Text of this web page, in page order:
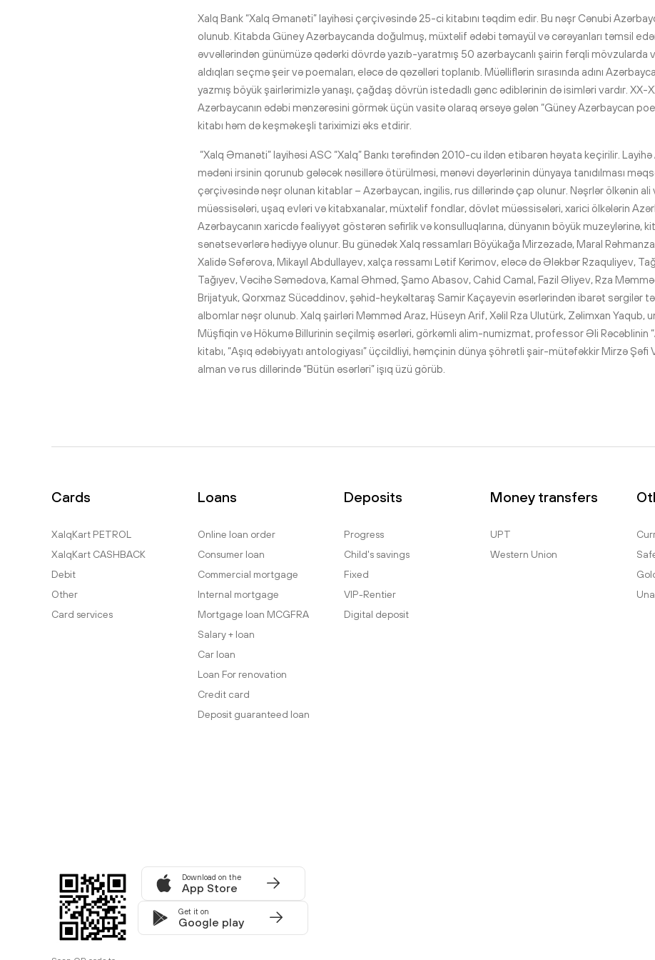
Xalq Bank “Xalq Əmanəti” layihəsi çərçivəsində 25-ci kitabını təqdim edir. Bu nəşr Cənubi
olunub. Kitabda Güney Azərbaycanda doğulmuş, müxtəlif ədəbi təmayül və cərəyanları təmsil
əvvəllərindən günümüzə qədərki dövrdə yazıb-yaratmış 50 azərbaycanlı şairin fərqli mövzularda
aldıqları seçmə şeir və poemaları, eləcə də qəzəlləri toplanıb. Müəlliflərin sırasında adını
yazmış böyük şairlərimizlə yanaşı, çağdaş dövrün istedadlı gənc ədiblərinin də isimləri vardır. XX-
Azərbaycanın ədəbi mənzərəsini görmək üçün vasitə olaraq ərsəyə gələn “Güney Azərbaycan
kitabı həm də keşməkeşli tariximizi əks etdirir.
“Xalq Əmanəti” layihəsi ASC “Xalq” Bankı tərəfindən 2010-cu ildən etibarən həyata keçirilir. Layihə
mədəni irsinin qorunub gələcək nəsillərə ötürülməsi, mənəvi dəyərlərinin dünyaya tanıdılması
çərçivəsində nəşr olunan kitablar – Azərbaycan, ingilis, rus dillərində çap olunur. Nəşrlər ölkənin
müəssisələri, uşaq evləri və kitabxanalar, müxtəlif fondlar, dövlət müəssisələri, xarici ölkələrin
Azərbaycanın xaricdə fəaliyyət göstərən səfirlik və konsulluqlarına, dünyanın böyük muzeylərinə,
sənətsevərlərə hədiyyə olunur. Bu günədək Xalq rəssamları Böyükağa Mirzəzadə, Maral
Xalidə Səfərova, Mikayıl Abdullayev, xalça rəssamı Lətif Kərimov, eləcə də Ələkbər Rzaquliyev,
Tağıyev, Vəcihə Səmədova, Kamal Əhməd, Şamo Abasov, Cahid Camal, Fazil Əliyev, Rza
Brijatyuk, Qorxmaz Sücəddinov, şəhid-heykəltaraş Samir Kaçayevin əsərlərindən ibarət sərgilər
albomlar nəşr olunub. Xalq şairləri Məmməd Araz, Hüseyn Arif, Xəlil Rza Ulutürk, Zəlimxan Yaqub,
Müşfiqin və Hökumə Billurinin seçilmiş əsərləri, görkəmli alim-numizmat, professor Əli Rəcəblinin
kitabı, “Aşıq ədəbiyyatı antologiyası” üçcildliyi, həmçinin dünya şöhrətli şair-mütəfəkkir Mirzə Şəfi
alman və rus dillərində “Bütün əsərləri” işıq üzü görüb.
Cards
XalqKart PETROL
XalqKart CASHBACK
Debit
Other
Card services
Loans
Online loan order
Consumer loan
Commercial mortgage
Internal mortgage
Mortgage loan MCGFRA
Salary + loan
Car loan
Loan For renovation
Credit card
Deposit guaranteed loan
Deposits
Progress
Child's savings
Fixed
VIP-Rentier
Digital deposit
Money transfers
UPT
Western Union
Download on the
App Store
Get it on
Google play